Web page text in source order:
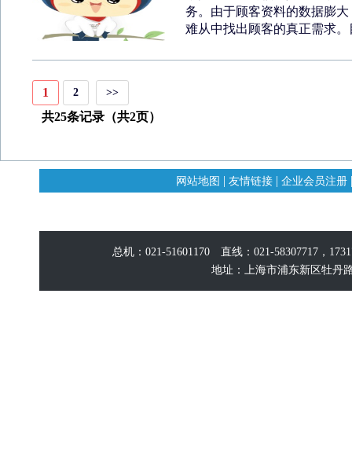
务。由于顾客资料的数据膨
难从中找出顾客的真正需求
1 2 >>
共25条记录（共2页）
网站地图 | 友情链接 | 企业会员注册
总机：021-51601170 直线：021-58307717，
地址：上海市浦东新区牡丹